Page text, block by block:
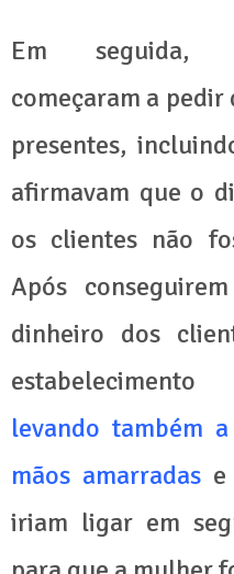
Em seguida,
começaram a
presentes,
afirmavam que o
os clientes não
Após
dinheiro dos
levando também
mãos amarradas
iriam ligar em